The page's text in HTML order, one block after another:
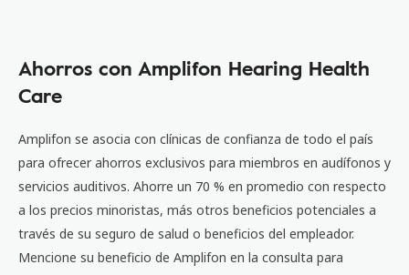
Ahorros con Amplifon Hearing Health
Care
Amplifon se asocia con clínicas de confianza de todo el país
para ofrecer ahorros exclusivos para miembros en audífonos y
servicios auditivos. Ahorre un 70 % en promedio con respecto
a los precios minoristas, más otros beneficios potenciales a
través de su seguro de salud o beneficios del empleador.
Mencione su beneficio de Amplifon en la consulta para